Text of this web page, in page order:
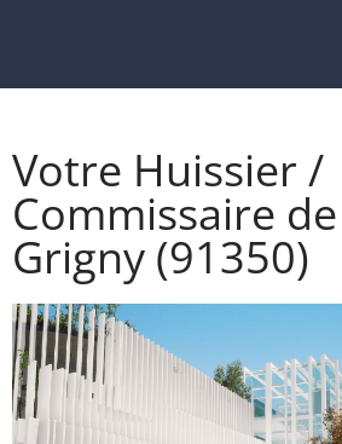
Votre Huissier /
Commissaire
Grigny (91350)